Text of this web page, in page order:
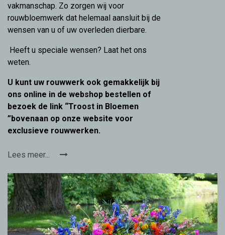
vakmanschap. Zo zorgen wij voor
rouwbloemwerk dat helemaal aansluit bij de
wensen van u of uw overleden dierbare.
Heeft u speciale wensen? Laat het ons
weten.
U kunt uw rouwwerk ook gemakkelijk bij
ons online in de webshop bestellen of
bezoek de link “Troost in Bloemen
”bovenaan op onze website voor
exclusieve rouwwerken.
Lees meer...